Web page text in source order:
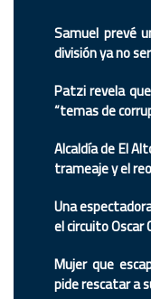
Samuel prevé
división ya no
Patzi revela
“temas de
Alcaldía de El
trameaje y el
Una
el circuito Oscar
Mujer que
pide rescatar a